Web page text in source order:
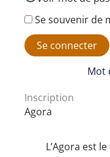
Se souvenir de
Mot
Inscription
Agora
L’Agora est